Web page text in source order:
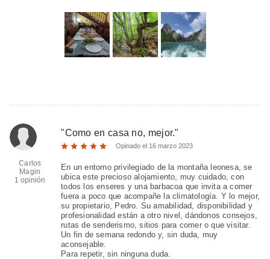
Carlos
Magin
1 opinión
"Como en casa no, mejor."
Opinado el 16 marzo 2023
En un entorno privilegiado de la montaña leonesa, se
ubica este precioso alojamiento, muy cuidado, con
todos los enseres y una barbacoa que invita a comer
fuera a poco que acompañe la climatología. Y lo mejor,
su propietario, Pedro. Su amabilidad, disponibilidad y
profesionalidad están a otro nivel, dándonos consejos,
rutas de senderismo, sitios para comer o que visitar.
Un fin de semana redondo y, sin duda, muy
aconsejable.
Para repetir, sin ninguna duda.